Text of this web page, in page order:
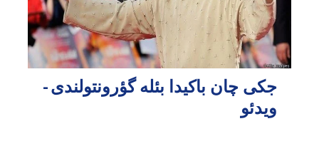
جکی چان باکیدا بئله گؤرونتولندی -
ویدئو